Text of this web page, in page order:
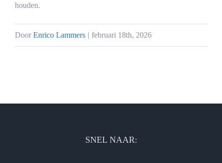
houden.
Door Enrico Lammers | februari 18th, 2026
SNEL NAAR: